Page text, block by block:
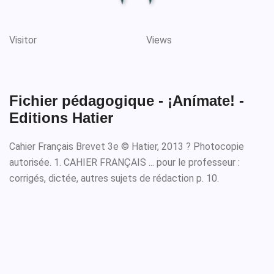
Visitor Views
Fichier pédagogique - ¡Anímate! -
Editions Hatier
Cahier Français Brevet 3e © Hatier, 2013 ? Photocopie
autorisée. 1. CAHIER FRANÇAIS ... pour le professeur :
corrigés, dictée, autres sujets de rédaction p. 10.